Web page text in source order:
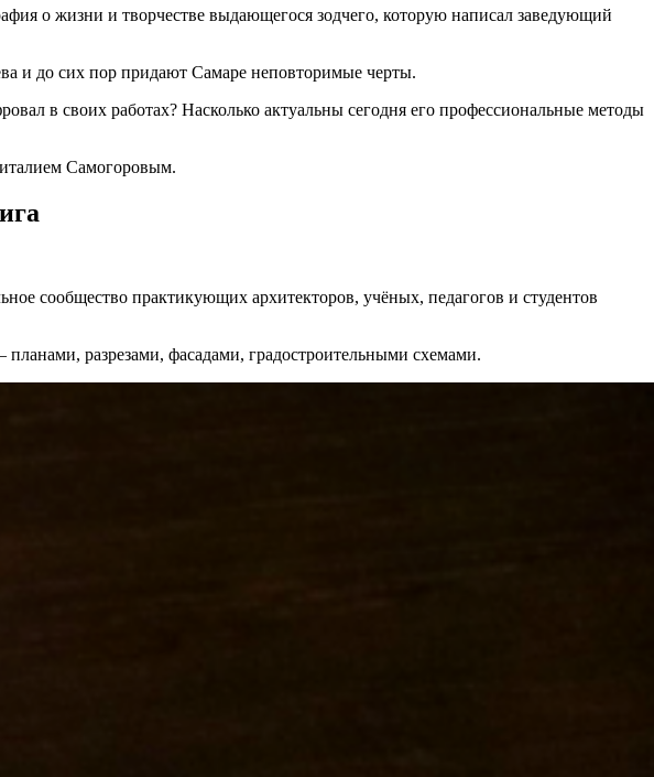
о жизни и творчестве выдающегося зодчего, которую написал заведующий
и до сих пор придают Самаре неповторимые черты.
в своих работах? Насколько актуальны сегодня его профессиональные методы
Самогоровым.
сообщество практикующих архитекторов, учёных, педагогов и студентов
разрезами, фасадами, градостроительными схемами.